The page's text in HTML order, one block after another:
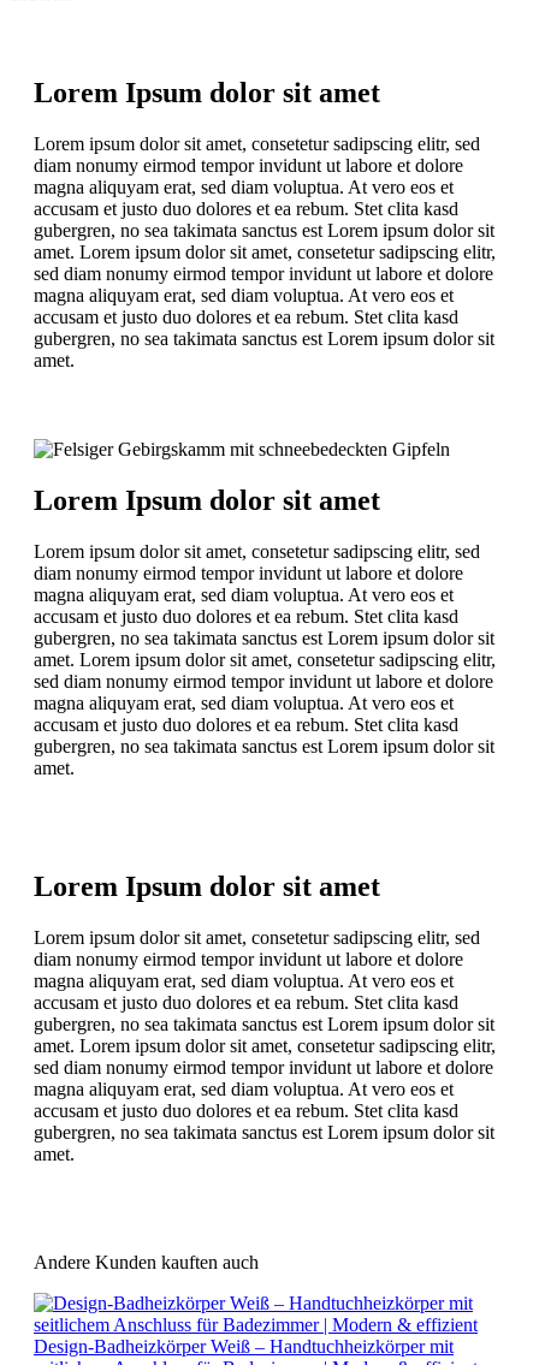
Lorem Ipsum dolor sit amet
Lorem ipsum dolor sit amet, consetetur sadipscing elitr, sed
diam nonumy eirmod tempor invidunt ut labore et dolore
magna aliquyam erat, sed diam voluptua. At vero eos et
accusam et justo duo dolores et ea rebum. Stet clita kasd
gubergren, no sea takimata sanctus est Lorem ipsum dolor sit
amet. Lorem ipsum dolor sit amet, consetetur sadipscing elitr,
sed diam nonumy eirmod tempor invidunt ut labore et dolore
magna aliquyam erat, sed diam voluptua. At vero eos et
accusam et justo duo dolores et ea rebum. Stet clita kasd
gubergren, no sea takimata sanctus est Lorem ipsum dolor sit
amet.
Lorem Ipsum dolor sit amet
Lorem ipsum dolor sit amet, consetetur sadipscing elitr, sed
diam nonumy eirmod tempor invidunt ut labore et dolore
magna aliquyam erat, sed diam voluptua. At vero eos et
accusam et justo duo dolores et ea rebum. Stet clita kasd
gubergren, no sea takimata sanctus est Lorem ipsum dolor sit
amet. Lorem ipsum dolor sit amet, consetetur sadipscing elitr,
sed diam nonumy eirmod tempor invidunt ut labore et dolore
magna aliquyam erat, sed diam voluptua. At vero eos et
accusam et justo duo dolores et ea rebum. Stet clita kasd
gubergren, no sea takimata sanctus est Lorem ipsum dolor sit
amet.
Lorem Ipsum dolor sit amet
Lorem ipsum dolor sit amet, consetetur sadipscing elitr, sed
diam nonumy eirmod tempor invidunt ut labore et dolore
magna aliquyam erat, sed diam voluptua. At vero eos et
accusam et justo duo dolores et ea rebum. Stet clita kasd
gubergren, no sea takimata sanctus est Lorem ipsum dolor sit
amet. Lorem ipsum dolor sit amet, consetetur sadipscing elitr,
sed diam nonumy eirmod tempor invidunt ut labore et dolore
magna aliquyam erat, sed diam voluptua. At vero eos et
accusam et justo duo dolores et ea rebum. Stet clita kasd
gubergren, no sea takimata sanctus est Lorem ipsum dolor sit
amet.
Andere Kunden kauften auch
Design-Badheizkörper Weiß – Handtuchheizkörper mit